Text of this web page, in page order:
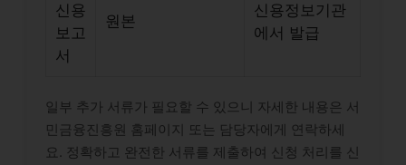
신용
보고
서
원본
신용정보기관
에서 발급
일부 추가 서류가 필요할 수 있으니 자세한 내용은 서
민금융진흥원 홈페이지 또는 담당자에게 연락하세
요. 정확하고 완전한 서류를 제출하여 신청 처리를 신